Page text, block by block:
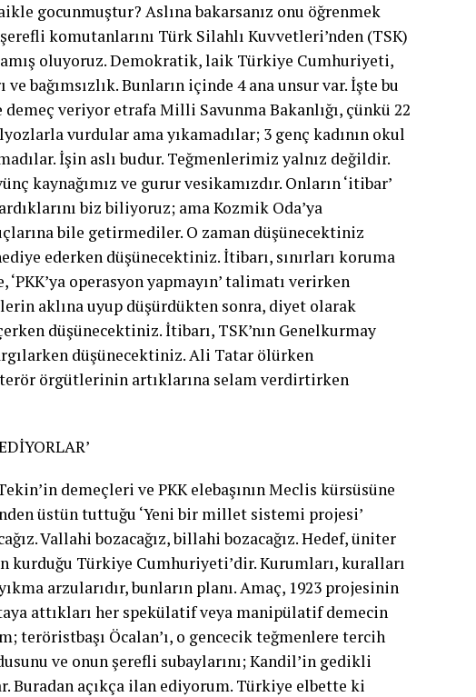
gocunmuştur? Aslına bakarsanız onu öğrenmek
komutanlarını Türk Silahlı Kuvvetleri’nden (TSK)
oluyoruz. Demokratik, laik Türkiye Cumhuriyeti,
bağımsızlık. Bunların içinde 4 ana unsur var. İşte bu
demeç veriyor etrafa Milli Savunma Bakanlığı, çünkü 22
vurdular ama yıkamadılar; 3 genç kadının okul
İşin aslı budur. Teğmenlerimiz yalnız değildir.
kaynağımız ve gurur vesikamızdır. Onların ‘itibar’
biz biliyoruz; ama Kozmik Oda’ya
bile getirmediler. O zaman düşünecektiniz
ederken düşünecektiniz. İtibarı, sınırları koruma
operasyon yapmayın’ talimatı verirken
aklına uyup düşürdükten sonra, diyet olarak
düşünecektiniz. İtibarı, TSK’nın Genelkurmay
düşünecektiniz. Ali Tatar ölürken
örgütlerinin artıklarına selam verdirtirken
demeçleri ve PKK elebaşının Meclis kürsüsüne
üstün tuttuğu ‘Yeni bir millet sistemi projesi’
Vallahi bozacağız, billahi bozacağız. Hedef, üniter
kurduğu Türkiye Cumhuriyeti’dir. Kurumları, kuralları
arzularıdır, bunların planı. Amaç, 1923 projesinin
attıkları her spekülatif veya manipülatif demecin
teröristbaşı Öcalan’ı, o gencecik teğmenlere tercih
ve onun şerefli subaylarını; Kandil’in gedikli
açıkça ilan ediyorum. Türkiye elbette ki